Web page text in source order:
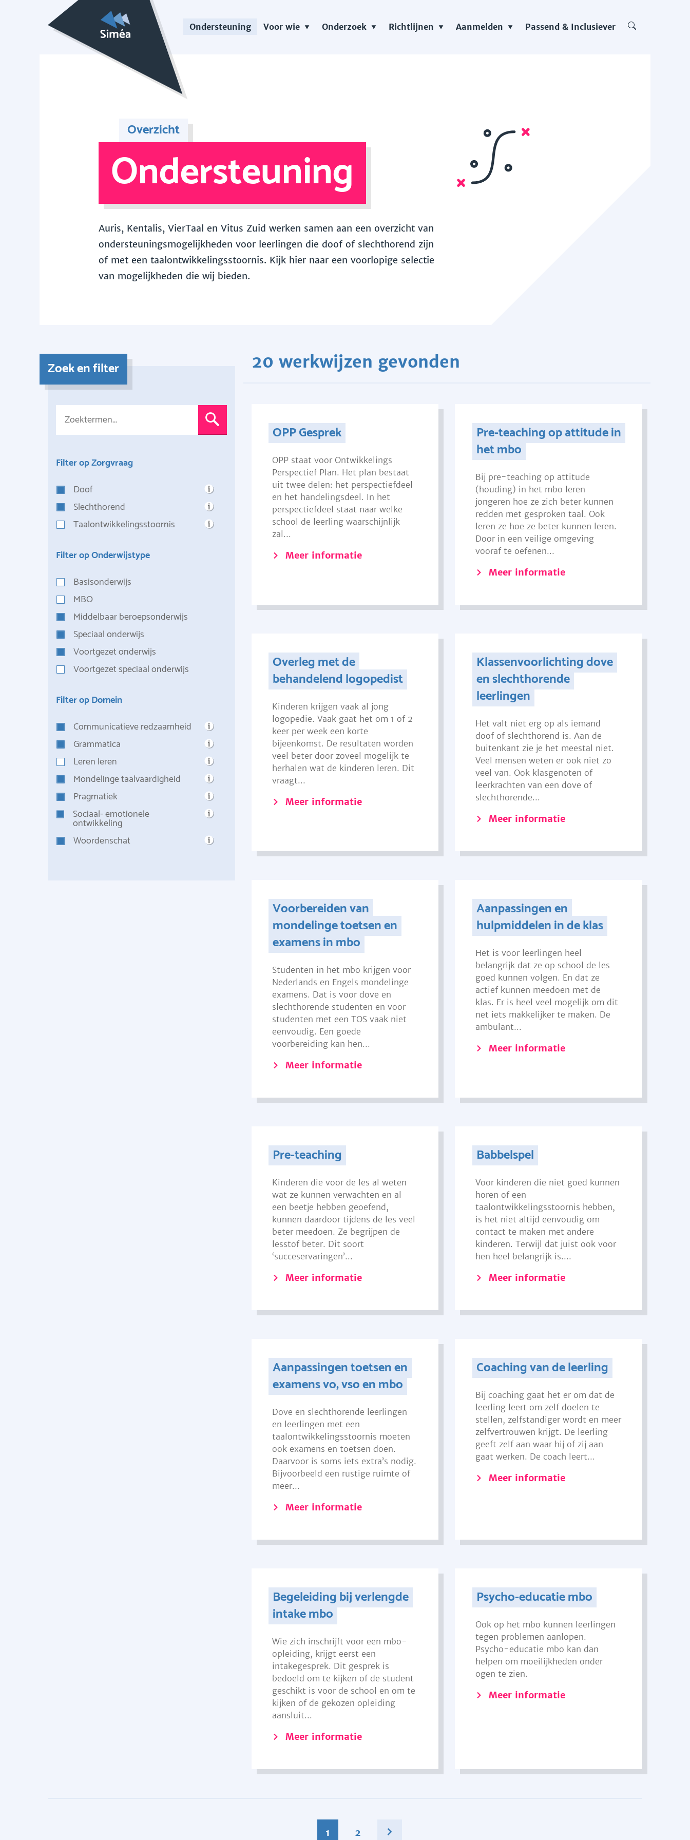
Ondersteuning Voor wie Onderzoek Richtlijnen Aanmelden Passend & Inclusiever
Overzicht
Ondersteuning
Auris, Kentalis, VierTaal en Vitus Zuid werken samen aan een overzicht van
ondersteuningsmogelijkheden voor leerlingen die doof of slechthorend zijn
of met een taalontwikkelingsstoornis. Kijk hier naar een voorlopige selectie
van mogelijkheden die wij bieden.
Zoek en filter
Filter op Zorgvraag
Doof
Slechthorend
Taalontwikkelingsstoornis
Filter op Onderwijstype
Basisonderwijs
MBO
Middelbaar beroepsonderwijs
Speciaal onderwijs
Voortgezet onderwijs
Voortgezet speciaal onderwijs
Filter op Domein
Communicatieve redzaamheid
Grammatica
Leren leren
Mondelinge taalvaardigheid
Pragmatiek
Sociaal- emotionele
ontwikkeling
Woordenschat
20 werkwijzen gevonden
OPP Gesprek
OPP staat voor Ontwikkelings
Perspectief Plan. Het plan bestaat
uit twee delen: het perspectiefdeel
en het handelingsdeel. In het
perspectiefdeel staat naar welke
school de leerling waarschijnlijk
zal...
Meer informatie
Pre-teaching op attitude in
het mbo
Bij pre-teaching op attitude
(houding) in het mbo leren
jongeren hoe ze zich beter kunnen
redden met gesproken taal. Ook
leren ze hoe ze beter kunnen leren.
Door in een veilige omgeving
vooraf te oefenen...
Meer informatie
Overleg met de
behandelend logopedist
Kinderen krijgen vaak al jong
logopedie. Vaak gaat het om 1 of 2
keer per week een korte
bijeenkomst. De resultaten worden
veel beter door zoveel mogelijk te
herhalen wat de kinderen leren. Dit
vraagt...
Meer informatie
Klassenvoorlichting dove
en slechthorende
leerlingen
Het valt niet erg op als iemand
doof of slechthorend is. Aan de
buitenkant zie je het meestal niet.
Veel mensen weten er ook niet zo
veel van. Ook klasgenoten of
leerkrachten van een dove of
slechthorende...
Meer informatie
Voorbereiden van
mondelinge toetsen en
examens in mbo
Studenten in het mbo krijgen voor
Nederlands en Engels mondelinge
examens. Dat is voor dove en
slechthorende studenten en voor
studenten met een TOS vaak niet
eenvoudig. Een goede
voorbereiding kan hen...
Meer informatie
Aanpassingen en
hulpmiddelen in de klas
Het is voor leerlingen heel
belangrijk dat ze op school de les
goed kunnen volgen. En dat ze
actief kunnen meedoen met de
klas. Er is heel veel mogelijk om dit
net iets makkelijker te maken. De
ambulant...
Meer informatie
Pre-teaching
Kinderen die voor de les al weten
wat ze kunnen verwachten en al
een beetje hebben geoefend,
kunnen daardoor tijdens de les veel
beter meedoen. Ze begrijpen de
lesstof beter. Dit soort
‘succeservaringen’...
Meer informatie
Babbelspel
Voor kinderen die niet goed kunnen
horen of een
taalontwikkelingsstoornis hebben,
is het niet altijd eenvoudig om
contact te maken met andere
kinderen. Terwijl dat juist ook voor
hen heel belangrijk is....
Meer informatie
Aanpassingen toetsen en
examens vo, vso en mbo
Dove en slechthorende leerlingen
en leerlingen met een
taalontwikkelingsstoornis moeten
ook examens en toetsen doen.
Daarvoor is soms iets extra’s nodig.
Bijvoorbeeld een rustige ruimte of
meer...
Meer informatie
Coaching van de leerling
Bij coaching gaat het er om dat de
leerling leert om zelf doelen te
stellen, zelfstandiger wordt en meer
zelfvertrouwen krijgt. De leerling
geeft zelf aan waar hij of zij aan
gaat werken. De coach leert...
Meer informatie
Begeleiding bij verlengde
intake mbo
Wie zich inschrijft voor een mbo-
opleiding, krijgt eerst een
intakegesprek. Dit gesprek is
bedoeld om te kijken of de student
geschikt is voor de school en om te
kijken of de gekozen opleiding
aansluit...
Meer informatie
Psycho-educatie mbo
Ook op het mbo kunnen leerlingen
tegen problemen aanlopen.
Psycho-educatie mbo kan dan
helpen om moeilijkheden onder
ogen te zien.
Meer informatie
1 2